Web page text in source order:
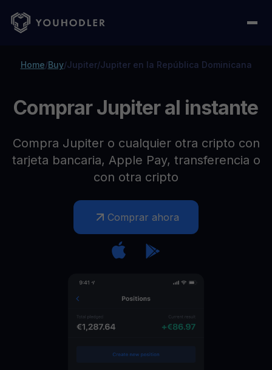
Home/Buy/Jupiter/Jupiter en la República Dominicana
Comprar Jupiter al instante
Compra Jupiter o cualquier otra cripto con
tarjeta bancaria, Apple Pay, transferencia o
con otra cripto
Comprar ahora